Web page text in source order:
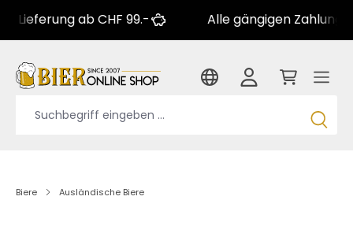
ab CHF 99.- Alle gängigen Zahlungsarten
Biere Ausländische Biere